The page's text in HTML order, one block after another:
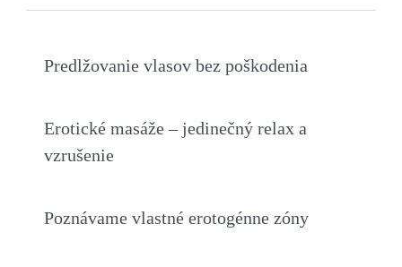
Predlžovanie vlasov bez poškodenia
Erotické masáže – jedinečný relax a
vzrušenie
Poznávame vlastné erotogénne zóny